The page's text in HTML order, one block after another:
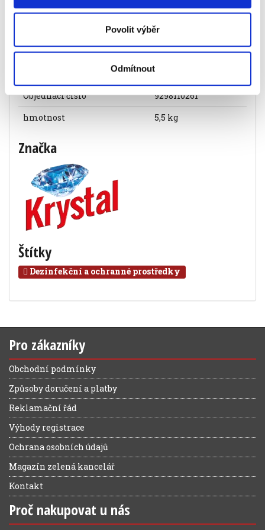
Povolit výběr
Odmítnout
Prostředek dezinfekční Krystal Sanan
Specifikace produktu
Objednací číslo
9298110261
hmotnost
5,5 kg
Značka
Štítky
Dezinfekční a ochranné prostředky
Pro zákazníky
Obchodní podmínky
Způsoby doručení a platby
Reklamační řád
Výhody registrace
Ochrana osobních údajů
Magazín zelená kancelář
Kontakt
Proč nakupovat u nás